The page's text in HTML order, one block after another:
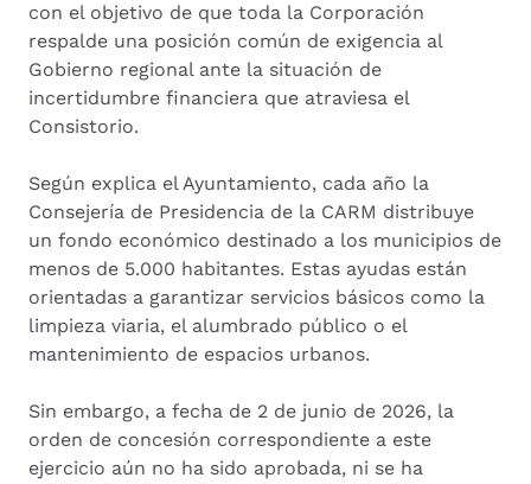
con el objetivo de que toda la Corporación
respalde una posición común de exigencia al
Gobierno regional ante la situación de
incertidumbre financiera que atraviesa el
Consistorio.
Según explica el Ayuntamiento, cada año la
Consejería de Presidencia de la CARM distribuye
un fondo económico destinado a los municipios de
menos de 5.000 habitantes. Estas ayudas están
orientadas a garantizar servicios básicos como la
limpieza viaria, el alumbrado público o el
mantenimiento de espacios urbanos.
Sin embargo, a fecha de 2 de junio de 2026, la
orden de concesión correspondiente a este
ejercicio aún no ha sido aprobada, ni se ha